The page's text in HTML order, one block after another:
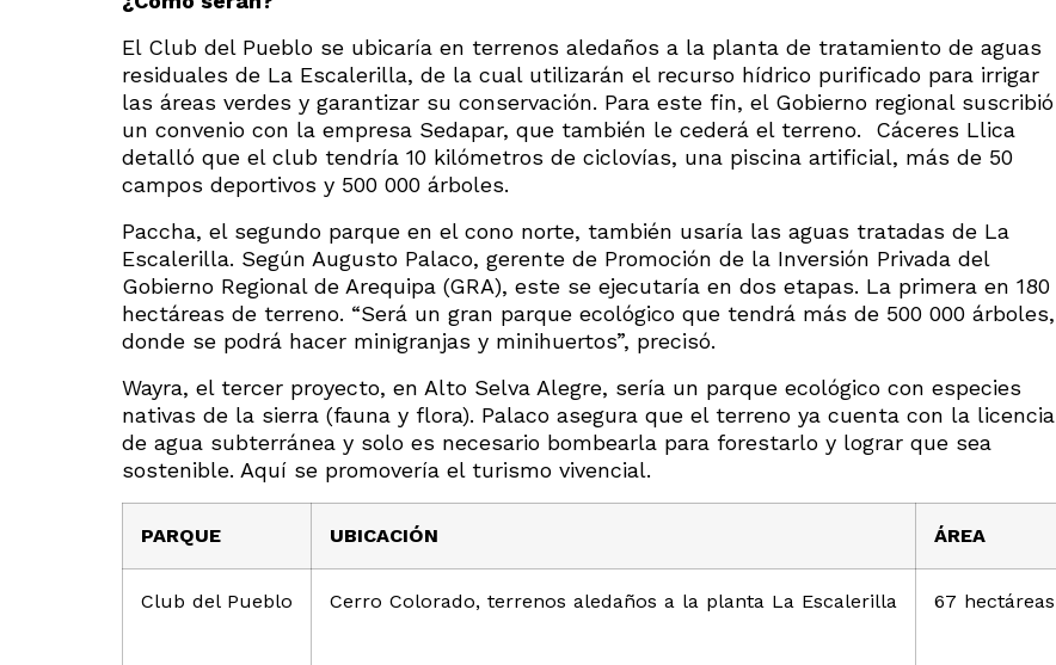
El Club del Pueblo se ubicaría en terrenos aledaños a la planta de tratamiento de aguas
residuales de La Escalerilla, de la cual utilizarán el recurso hídrico purificado para irrigar
las áreas verdes y garantizar su conservación. Para este fin, el Gobierno regional suscribió
un convenio con la empresa Sedapar, que también le cederá el terreno. Cáceres Llica
detalló que el club tendría 10 kilómetros de ciclovías, una piscina artificial, más de 50
campos deportivos y 500 000 árboles.
Paccha, el segundo parque en el cono norte, también usaría las aguas tratadas de La
Escalerilla. Según Augusto Palaco, gerente de Promoción de la Inversión Privada del
Gobierno Regional de Arequipa (GRA), este se ejecutaría en dos etapas. La primera en 180
hectáreas de terreno. “Será un gran parque ecológico que tendrá más de 500 000 árboles,
donde se podrá hacer minigranjas y minihuertos”, precisó.
Wayra, el tercer proyecto, en Alto Selva Alegre, sería un parque ecológico con especies
nativas de la sierra (fauna y flora). Palaco asegura que el terreno ya cuenta con la licencia
de agua subterránea y solo es necesario bombearla para forestarlo y lograr que sea
sostenible. Aquí se promovería el turismo vivencial.
PARQUE UBICACIÓN ÁREA
Club del Pueblo Cerro Colorado, terrenos aledaños a la planta La Escalerilla 67 hectáreas